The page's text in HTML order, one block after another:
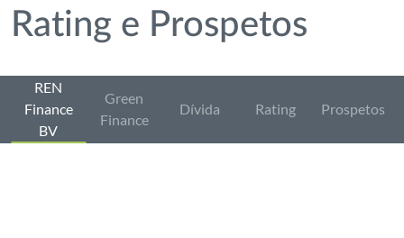
Rating e Prospetos
REN
Finance
BV
Green
Finance
Dívida Rating Prospetos